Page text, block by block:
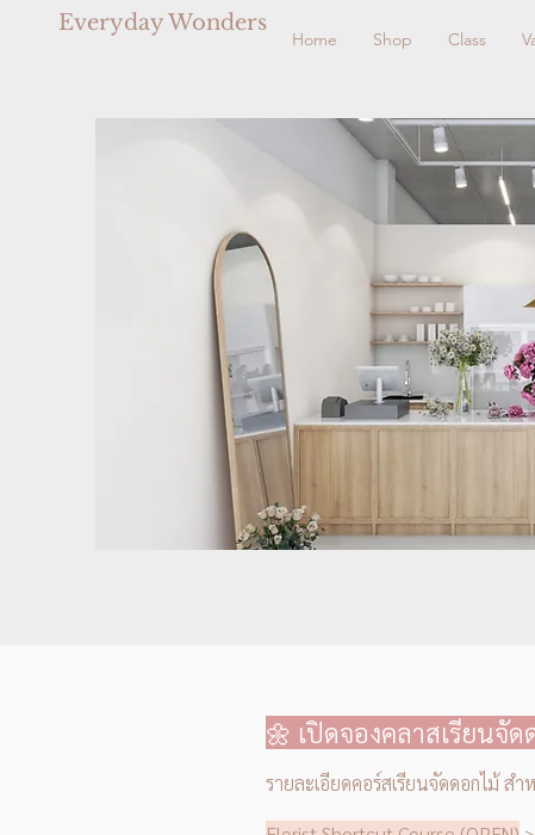
Everyday Wonders
Home Shop Class
🌼 เปิดจองคลาสเรียนจัด
รายละเอียดคอร์สเรียนจัดดอกไม้ ส